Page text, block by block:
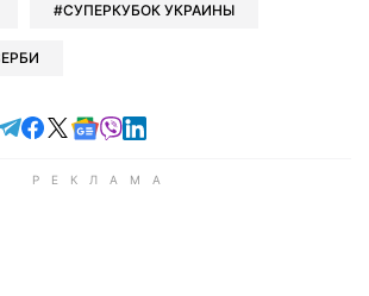
СУПЕРКУБОК УКРАИНЫ
Читайте в Telegram
Читайте в Facebook
Читайте в X
Читайте в Google news
Читайте в Viber
Читайте в LinkedIn